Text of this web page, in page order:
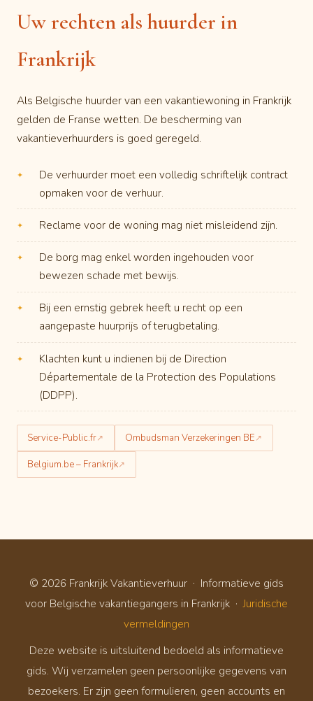
Uw rechten als huurder in
Frankrijk
Als Belgische huurder van een vakantiewoning in Frankrijk
gelden de Franse wetten. De bescherming van
vakantieverhuurders is goed geregeld.
De verhuurder moet een volledig schriftelijk contract
opmaken voor de verhuur.
Reclame voor de woning mag niet misleidend zijn.
De borg mag enkel worden ingehouden voor
bewezen schade met bewijs.
Bij een ernstig gebrek heeft u recht op een
aangepaste huurprijs of terugbetaling.
Klachten kunt u indienen bij de Direction
Départementale de la Protection des Populations
(DDPP).
Service-Public.fr Ombudsman Verzekeringen BE
Belgium.be – Frankrijk
© 2026 Frankrijk Vakantieverhuur · Informatieve gids
voor Belgische vakantiegangers in Frankrijk ·Juridische
vermeldingen
Deze website is uitsluitend bedoeld als informatieve
gids. Wij verzamelen geen persoonlijke gegevens van
bezoekers. Er zijn geen formulieren, geen accounts en